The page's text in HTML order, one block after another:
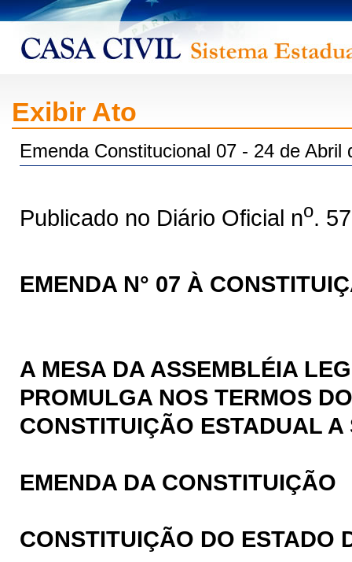
Exibir Ato
Emenda Constitucional 07 - 24 de Abril
Publicado no Diário Oficial no.
EMENDA N° 07 À
A MESA DA ASSEMBLÉIA
PROMULGA NOS TERMOS
CONSTITUIÇÃO ESTADUAL A
EMENDA DA CONSTITUIÇÃO
CONSTITUIÇÃO DO ESTADO